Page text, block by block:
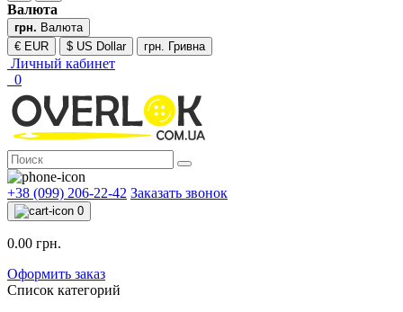
Валюта
грн. Валюта
€ EUR
$ US Dollar грн. Гривна
Личный кабинет
0
+38 (099) 206-22-42 Заказать звонок
0
0.00 грн.
Оформить заказ
Список категорий